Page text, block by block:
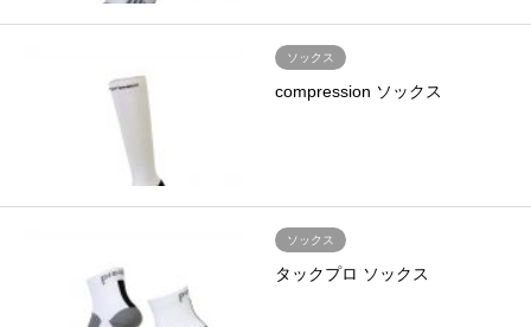
ソックス
compression ソックス
ソックス
タックプロ ソックス